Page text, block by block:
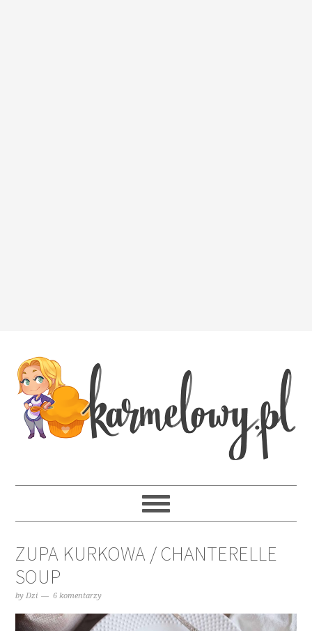
ZUPA KURKOWA / CHANTERELLE
SOUP
byDzi 6 komentarzy